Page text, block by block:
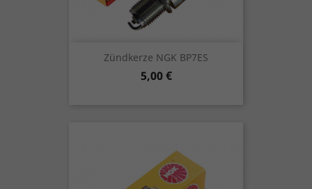
Zündkerze NGK BP7ES
Preis
5,00 €